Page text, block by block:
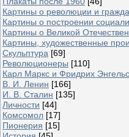
Картины о революции и
Картины о построении
Картины о Великой
Картины, художественные
Скульптура [69]
Революционеры [110]
Карл Маркс и Фридрих Энгельс
В. И. Ленин [166]
И. В. Сталин [135]
Личности [44]
Комсомол [17]
Пионерия [15]